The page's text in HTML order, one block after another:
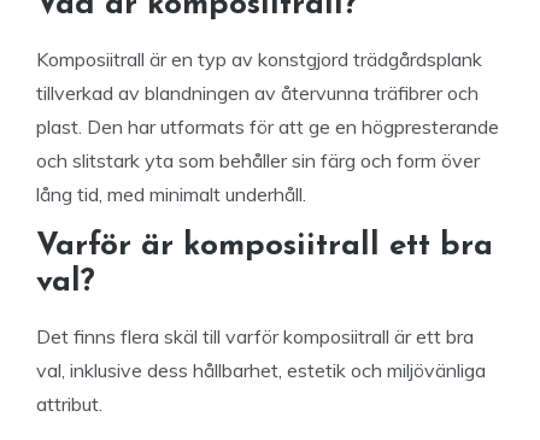
Komposiitrall är en typ av konstgjord trädgårdsplank
tillverkad av blandningen av återvunna träfibrer och
plast. Den har utformats för att ge en högpresterande
och slitstark yta som behåller sin färg och form över
lång tid, med minimalt underhåll.
Varför är komposiitrall ett bra
val?
Det finns flera skäl till varför komposiitrall är ett bra
val, inklusive dess hållbarhet, estetik och miljövänliga
attribut.